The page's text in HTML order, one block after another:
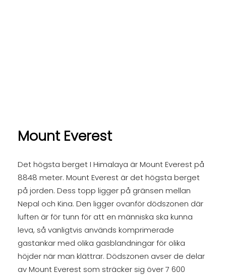
Mount Everest
Det högsta berget I Himalaya är Mount Everest på
8848 meter. Mount Everest är det högsta berget
på jorden. Dess topp ligger på gränsen mellan
Nepal och Kina. Den ligger ovanför dödszonen där
luften är för tunn för att en människa ska kunna
leva, så vanligtvis används komprimerade
gastankar med olika gasblandningar för olika
höjder när man klättrar. Dödszonen avser de delar
av Mount Everest som sträcker sig över 7 600